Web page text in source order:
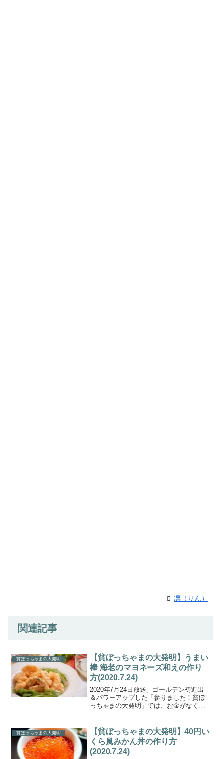
凛（りん）
関連記事
貧ぼっちゃまの大発明
【貧ぼっちゃまの大発明】うまい
棒 海老のマヨネーズ和えの作り
方(2020.7.24)
2020年7月24日放送、ゴールデン初進出
＆パワーアップした「参りました！貧ぼ
っちゃまの大発明」では、お金がなくて
大発明を紹介。 １０円で高級エビマヨ １
９円濃...
貧ぼっちゃまの大発明
【貧ぼっちゃまの大発明】40円い
くら風みかん丼の作り方
(2020.7.24)